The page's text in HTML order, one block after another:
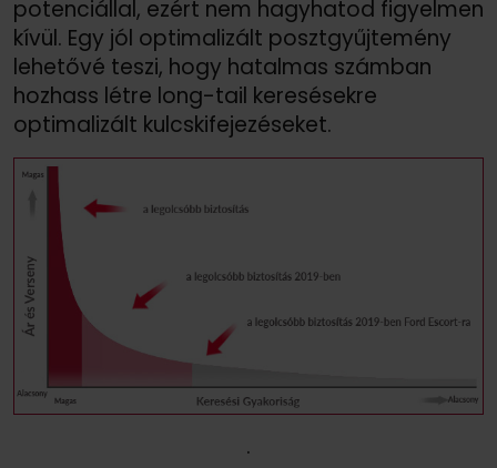
potenciállal, ezért nem hagyhatod figyelmen
kívül. Egy jól optimalizált posztgyűjtemény
lehetővé teszi, hogy hatalmas számban
hozhass létre long-tail keresésekre
optimalizált kulcskifejezéseket.
.